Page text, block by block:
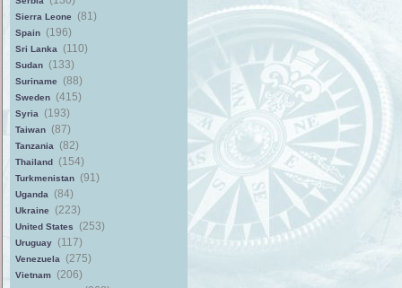
Sierra Leone (81)
Spain (196)
Sri Lanka (110)
Sudan (133)
Suriname (88)
Sweden (415)
Syria (193)
Taiwan (87)
Tanzania (82)
Thailand (154)
Turkmenistan (91)
Uganda (84)
Ukraine (223)
United States (253)
Uruguay (117)
Venezuela (275)
Vietnam (206)